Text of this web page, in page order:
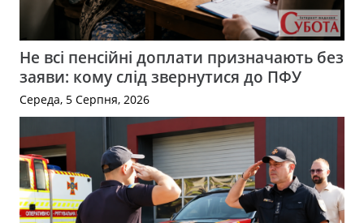
Не всі пенсійні доплати призначають без
заяви: кому слід звернутися до ПФУ
Середа, 5 Серпня, 2026